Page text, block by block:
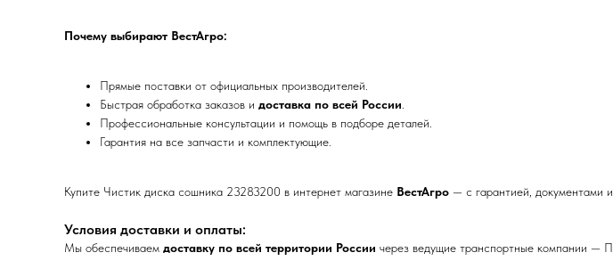
Почему выбирают ВестАгро:
Прямые поставки от официальных производителей.
Быстрая обработка заказов и доставка по всей России
Профессиональные консультации и помощь в подборе деталей.
Гарантия на все запчасти и комплектующие.
Купите Чистик диска сошника 23283200 в интернет магазине ВестАгро — с гарантией, документами
Условия доставки и оплаты:
Мы обеспечиваем доставку по всей территории России через ведущие транспортные компании —